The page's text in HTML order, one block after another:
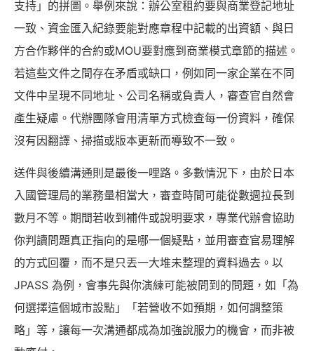
支持」的拼圖。舉例來說：辦公室租約要與商業登記地址
一致、資金匯入紀錄要能對應章程中記載的出資額、與日
方合作夥伴的合約或MOU要對應到商業模式章節的描述。
若這些文件之間存在矛盾或缺口，例如同一家企業在不同
文件中呈現不同地址、公司名稱或負責人，審查官自然會
產生疑慮。代辦團隊會用清單方式檢查每一份資料，確保
沒有因翻譯、掃描或版本更新而導致不一致。
送件與後續溝通則是最後一哩路。多數情況下，由於日本
入國管理局的業務量相當大，審查時間可能從數週拉長到
數月不等。期間若收到補件或說明要求，專業代辦會協助
你判讀問題真正指向的是哪一個疑點，並用審查官易理解
的方式回覆，而不是只丟一大堆未整理的資料過去。以
JPASS 為例，會事先與你演練可能被問到的問題，如「為
何選擇這個城市設點」「若營收不如預期，如何調整策
略」等，讓每一次溝通都成為加強說服力的機會，而非被